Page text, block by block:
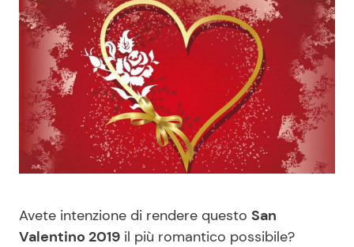
News Musica
News Spettacolo
Benessere
Casa
Moda e Style
Cucina e Ricette
Consigli di Cucina
Dolci
Avete intenzione di rendere questo San
Valentino 2019 il più romantico possibile?